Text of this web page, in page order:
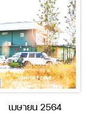
เมษายน 2564